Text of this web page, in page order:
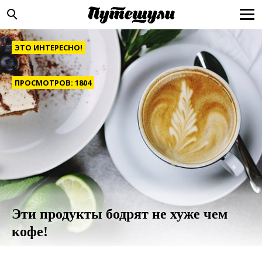
ЭТО ИНТЕРЕСНО!
ПРОСМОТРОВ: 1804
Эти продукты бодрят не хуже чем
кофе!